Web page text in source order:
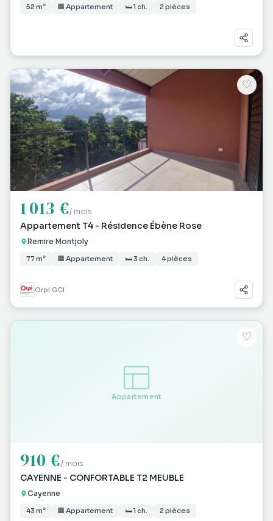
52 m² 🏢 Appartement 🛏 1 ch. 2 pièces
♡
1 013 €/ mois
Appartement T4 - Résidence Ébène Rose
Remire Montjoly
77 m² 🏢 Appartement 🛏 3 ch. 4 pièces
Orpi GCI
Appartement
♡
910 €/ mois
CAYENNE - CONFORTABLE T2 MEUBLE
Cayenne
43 m² 🏢 Appartement 🛏 1 ch. 2 pièces